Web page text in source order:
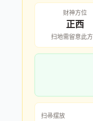
财神方位
正西
扫地需留意此
扫帚摆放